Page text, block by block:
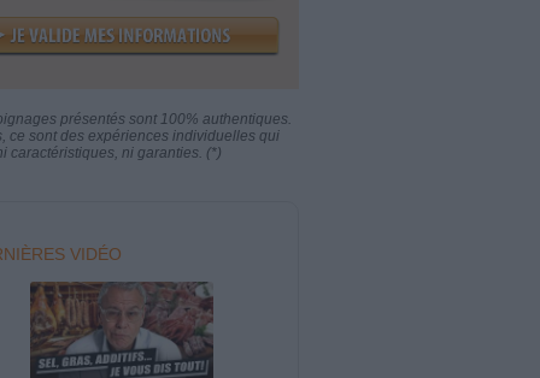
présentés sont 100% authentiques.
ce sont des expériences individuelles qui
caractéristiques, ni garanties. (*)
VIDÉO